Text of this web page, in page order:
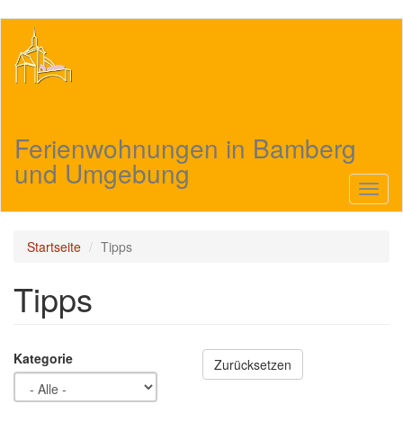
Inhalt
Ferienwohnungen in Bamberg
und Umgebung
Startseite Tipps
Tipps
Kategorie Zurücksetzen